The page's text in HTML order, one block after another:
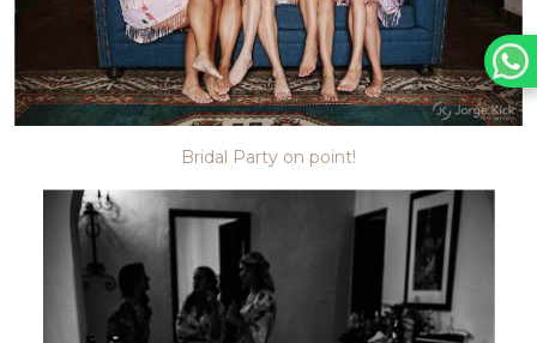
Bridal Party on point!